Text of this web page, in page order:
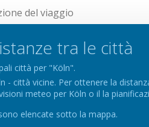
del viaggio
tra le città
città per "Köln".
- città vicine. Per ottenere la
meteo per Köln o il la
elencate sotto la mappa.